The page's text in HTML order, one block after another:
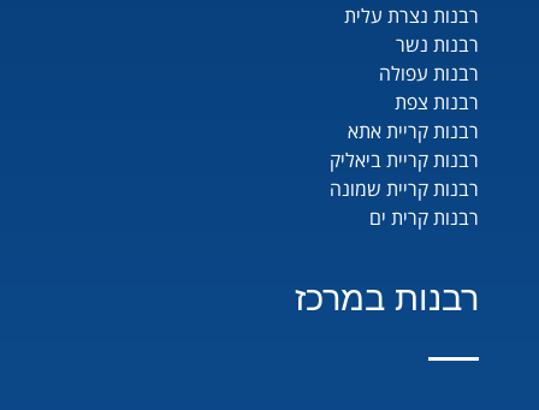
רבנות נצרת עלית
רבנות נשר
רבנות עפולה
רבנות צפת
רבנות קריית אתא
רבנות קריית ביאליק
רבנות קריית שמונה
רבנות קרית ים
רבנות במרכז